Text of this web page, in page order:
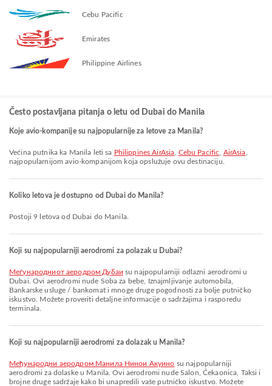
Cebu Pacific
Emirates
Philippine Airlines
Često postavljana pitanja o letu od Dubai do Manila
Koje avio-kompanije su najpopularnije za letove za Manila?
Većina putnika ka Manila leti sa Philippines AirAsia Cebu Pacific AirAsia
najpopularnijom avio-kompanijom koja opslužuje ovu destinaciju.
Koliko letova je dostupno od Dubai do Manila?
Postoji 9 letova od Dubai do Manila.
Koji su najpopularniji aerodromi za polazak u Dubai?
Меѓународниот аеродром Дубаи su najpopularniji odlazni aerodromi u
Dubai. Ovi aerodromi nude Soba za bebe, Iznajmljivanje automobila,
Bankarske usluge / bankomat i mnoge druge pogodnosti za bolje putničko
iskustvo. Možete proveriti detaljne informacije o sadržajima i rasporedu
terminala.
Koji su najpopularniji aerodromi za dolazak u Manila?
Међународни аеродром Манила Нинои Акуино su najpopularniji
aerodromi za dolaske u Manila. Ovi aerodromi nude Salon, Čekaonica, Taksi i
brojne druge sadržaje kako bi unapredili vaše putničko iskustvo. Možete